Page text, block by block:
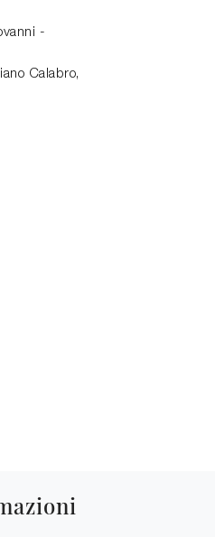
-
Calabro,